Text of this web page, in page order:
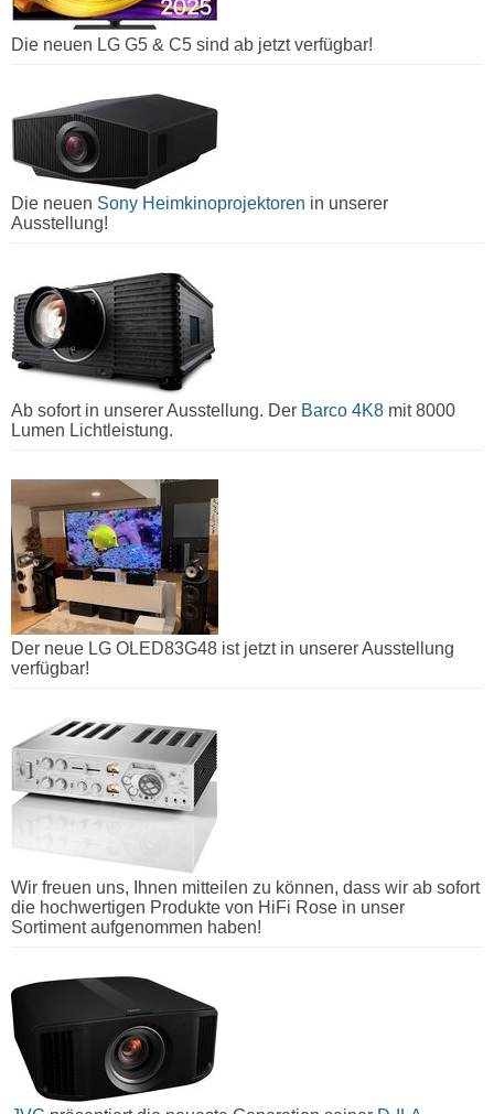
Die neuen LG G5 & C5 sind ab jetzt verfügbar!
Die neuen Sony Heimkinoprojektoren in unserer
Ausstellung!
Ab sofort in unserer Ausstellung. Der Barco 4K8 mit 8000
Lumen Lichtleistung.
Der neue LG OLED83G48 ist jetzt in unserer Ausstellung
verfügbar!
Wir freuen uns, Ihnen mitteilen zu können, dass wir ab sofort
die hochwertigen Produkte von HiFi Rose in unser
Sortiment aufgenommen haben!